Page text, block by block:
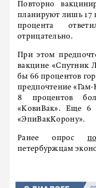
Повторно
планируют лишь 17
процента
отрицательно.
При этом
вакцине «Спутник
бы 66 процентов
предпочтение
8 процентов
«КовиВак». Еще 6
«ЭпиВакКорону».
Ранее опрос
петербуржцам